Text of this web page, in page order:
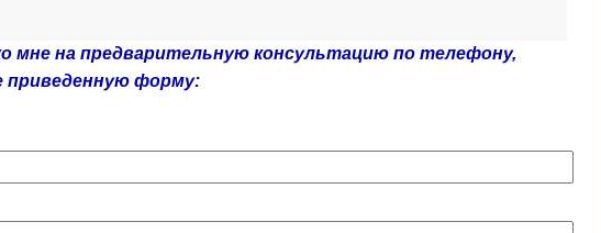
мне на предварительную консультацию по телефону,
приведенную форму: